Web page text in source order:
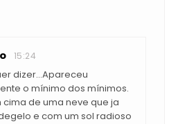
15:24
dizer...Apareceu
o mínimo dos mínimos.
cima de uma neve que ja
e com um sol radioso